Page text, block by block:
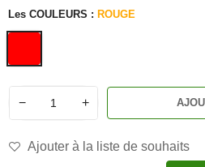
Les COULEURS : ROUGE
− +
Ajouter à la liste de souhaits